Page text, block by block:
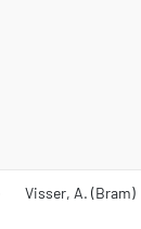
Visser, A. (Bram)